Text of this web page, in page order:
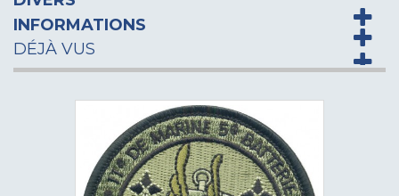
INFORMATIONS
DÉJÀ VUS